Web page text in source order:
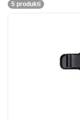
5 produkti